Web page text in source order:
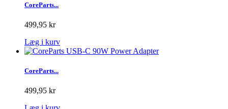
CoreParts...
499,95 kr
Læg i kurv
CoreParts...
499,95 kr